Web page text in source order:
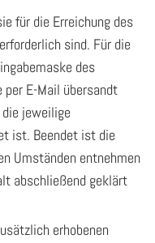
für die Erreichung des
sind. Für die
des
E-Mail übersandt
jeweilige
ist. Beendet ist die
Umständen entnehmen
abschließend geklärt
erhobenen